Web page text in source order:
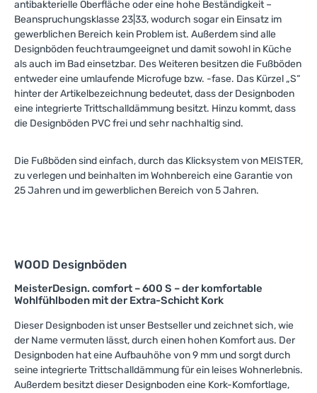
antibakterielle Oberfläche oder eine hohe Beständigkeit –
Beanspruchungsklasse 23|33, wodurch sogar ein Einsatz im
gewerblichen Bereich kein Problem ist. Außerdem sind alle
Designböden feuchtraumgeeignet und damit sowohl in Küche
als auch im Bad einsetzbar. Des Weiteren besitzen die Fußböden
entweder eine umlaufende Microfuge bzw. -fase. Das Kürzel „S“
hinter der Artikelbezeichnung bedeutet, dass der Designboden
eine integrierte Trittschalldämmung besitzt. Hinzu kommt, dass
die Designböden PVC frei und sehr nachhaltig sind.
Die Fußböden sind einfach, durch das Klicksystem von MEISTER,
zu verlegen und beinhalten im Wohnbereich eine Garantie von
25 Jahren und im gewerblichen Bereich von 5 Jahren.
WOOD Designböden
MeisterDesign. comfort – 600 S – der komfortable
Wohlfühlboden mit der Extra-Schicht Kork
Dieser Designboden ist unser Bestseller und zeichnet sich, wie
der Name vermuten lässt, durch einen hohen Komfort aus. Der
Designboden hat eine Aufbauhöhe von 9 mm und sorgt durch
seine integrierte Trittschalldämmung für ein leises Wohnerlebnis.
Außerdem besitzt dieser Designboden eine Kork-Komfortlage,